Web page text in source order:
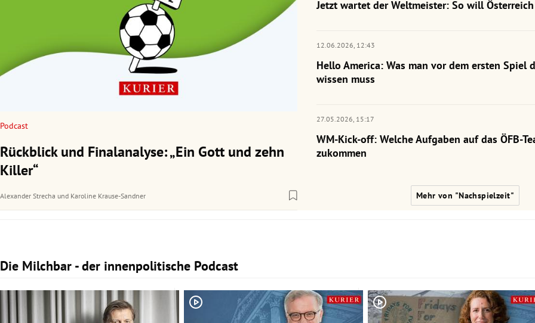
Podcast
Rückblick und Finalanalyse: „Ein Gott und zehn
Killer“
Alexander Strecha und Karoline Krause-Sandner
Jetzt wartet der Weltmeister: So will
12.06.2026, 12:43
Hello America: Was man vor dem ersten Spiel
wissen muss
27.05.2026, 15:17
WM-Kick-off: Welche Aufgaben auf das ÖFB-
zukommen
Mehr von "Nachspielzeit"
Die Milchbar - der innenpolitische Podcast
Slide 1 von 3